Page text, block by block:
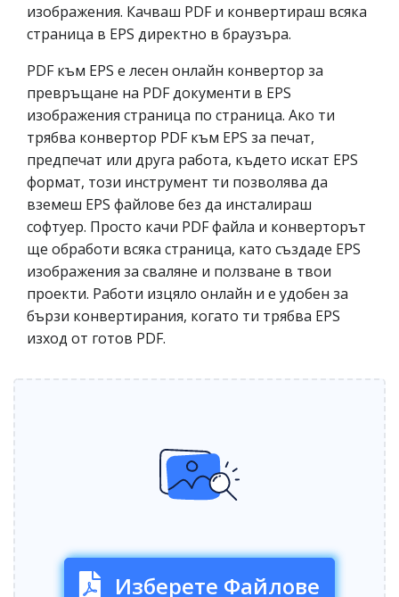
изображения. Качваш PDF и конвертираш всяка
страница в EPS директно в браузъра.
PDF към EPS е лесен онлайн конвертор за
превръщане на PDF документи в EPS
изображения страница по страница. Ако ти
трябва конвертор PDF към EPS за печат,
предпечат или друга работа, където искат EPS
формат, този инструмент ти позволява да
вземеш EPS файлове без да инсталираш
софтуер. Просто качи PDF файла и конверторът
ще обработи всяка страница, като създаде EPS
изображения за сваляне и ползване в твои
проекти. Работи изцяло онлайн и е удобен за
бързи конвертирания, когато ти трябва EPS
изход от готов PDF.
Изберете Файлове